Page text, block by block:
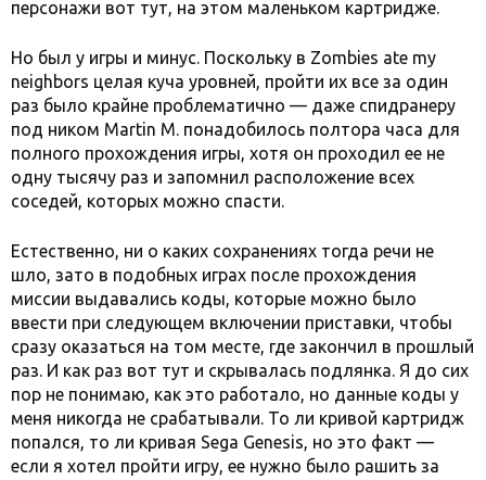
персонажи вот тут, на этом маленьком картридже.
Но был у игры и минус. Поскольку в Zombies ate my
neighbors целая куча уровней, пройти их все за один
раз было крайне проблематично — даже спидранеру
под ником Martin M. понадобилось полтора часа для
полного прохождения игры, хотя он проходил ее не
одну тысячу раз и запомнил расположение всех
соседей, которых можно спасти.
Естественно, ни о каких сохранениях тогда речи не
шло, зато в подобных играх после прохождения
миссии выдавались коды, которые можно было
ввести при следующем включении приставки, чтобы
сразу оказаться на том месте, где закончил в прошлый
раз. И как раз вот тут и скрывалась подлянка. Я до сих
пор не понимаю, как это работало, но данные коды у
меня никогда не срабатывали. То ли кривой картридж
попался, то ли кривая Sega Genesis, но это факт —
если я хотел пройти игру, ее нужно было рашить за